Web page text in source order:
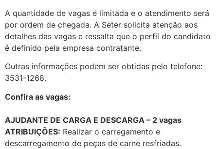
A quantidade de vagas é limitada e o atendimento será
por ordem de chegada. A Seter solicita atenção aos
detalhes das vagas e ressalta que o perfil do candidato
é definido pela empresa contratante.
Outras informações podem ser obtidas pelo telefone:
3531-1268.
Confira as vagas:
AJUDANTE DE CARGA E DESCARGA – 2 vagas
ATRIBUIÇÕES: Realizar o carregamento e
descarregamento de peças de carne resfriadas.